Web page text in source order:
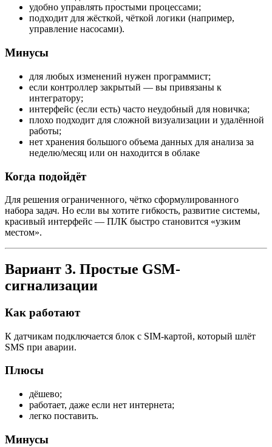
удобно управлять простыми процессами;
подходит для жёсткой, чёткой логики (например,
управление насосами).
Минусы
для любых изменений нужен программист;
если контроллер закрытый — вы привязаны к
интегратору;
интерфейс (если есть) часто неудобный для новичка;
плохо подходит для сложной визуализации и удалённой
работы;
нет хранения большого объема данных для анализа за
неделю/месяц или он находится в облаке
Когда подойдёт
Для решения ограниченного, чётко сформулированного
набора задач. Но если вы хотите гибкость, развитие системы,
красивый интерфейс — ПЛК быстро становится «узким
местом».
Вариант 3. Простые GSM-
сигнализации
Как работают
К датчикам подключается блок с SIM-картой, который шлёт
SMS при аварии.
Плюсы
дёшево;
работает, даже если нет интернета;
легко поставить.
Минусы